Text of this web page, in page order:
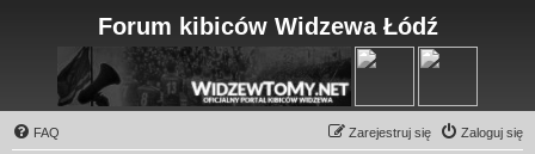
Forum kibiców Widzewa Łódź
FAQ Zaloguj się
Zarejestruj się